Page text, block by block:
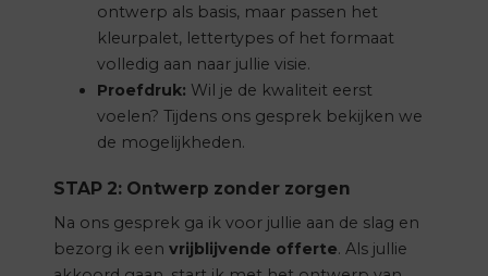
ontwerp als basis, maar passen het
kleurpalet, lettertypes of het formaat
volledig aan naar jullie visie.
Proefdruk: Wil je de kwaliteit eerst
voelen? Tijdens ons gesprek bekijken we
de mogelijkheden.
STAP 2: Ontwerp zonder zorgen
Na ons gesprek ga ik voor jullie aan de slag en
bezorg ik een vrijblijvende offerte. Als jullie